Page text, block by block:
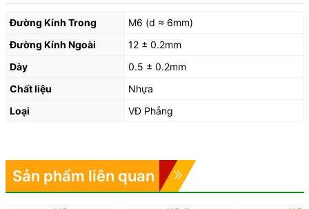
Đường Kính Trong
M6 (d ≈ 6mm)
Đường Kính Ngoài
12 ± 0.2mm
Dày
0.5 ± 0.2mm
Chất liệu
Nhựa
Loại
VĐ Phẳng
Sản phẩm liên quan